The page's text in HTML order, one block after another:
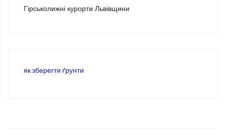
Гірськолижні курорти Львівщини
як зберегти ґрунти